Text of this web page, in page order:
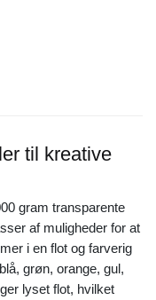
til kreative
gram transparente
af muligheder for at
i en flot og farverig
grøn, orange, gul,
lyset flot, hvilket